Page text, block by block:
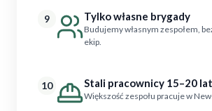
9 Tylko własne brygady
Budujemy własnym zespołem,
ekip.
10 Stali pracownicy 15–20 lat
Większość zespołu pracuje w